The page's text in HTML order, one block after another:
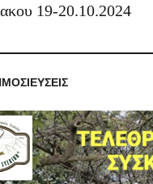
19-20.10.2024